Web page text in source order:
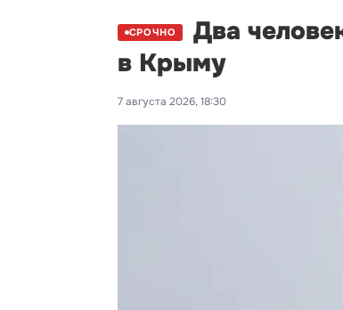
СРОЧНО
Два
в Крыму
7 августа 2026, 18:30